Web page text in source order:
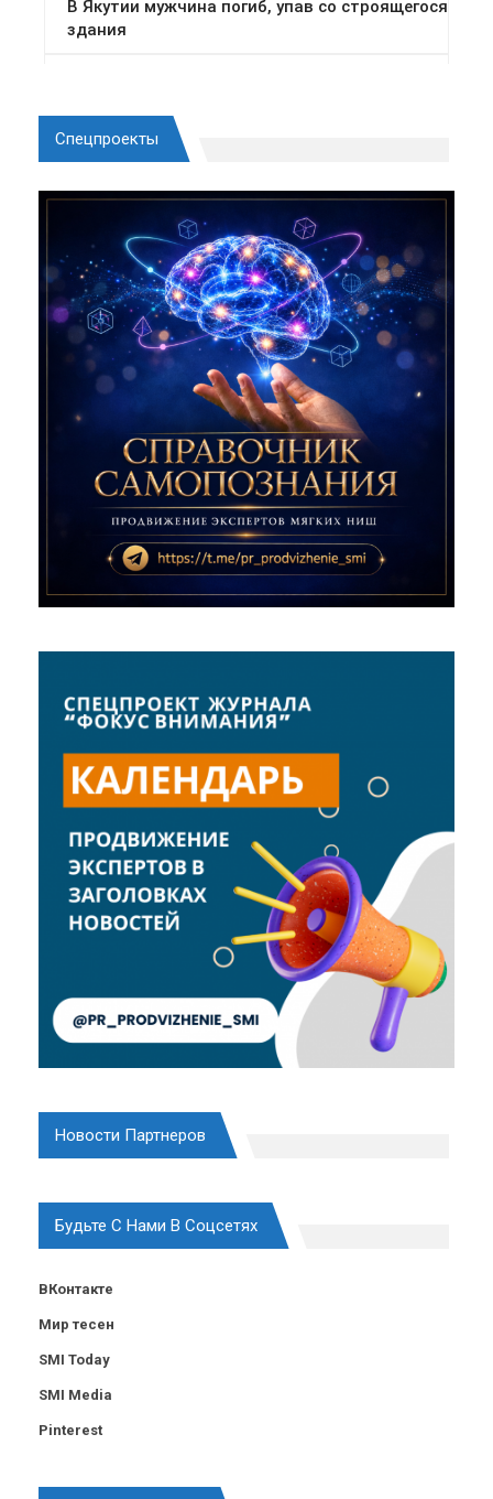
Спецпроекты
Новости Партнеров
Будьте С Нами В Соцсетях
ВКонтакте
Мир тесен
SMI Today
SMI Media
Pinterest